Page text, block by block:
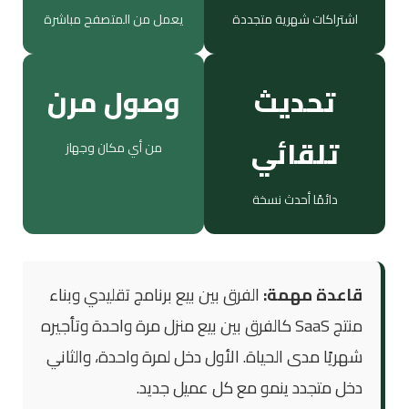
اشتراكات شهرية متجددة يعمل من المتصفح مباشرة
تحديث
تلقائي
دائمًا أحدث نسخة
وصول مرن
من أي مكان وجهاز
قاعدة مهمة: الفرق بين بيع برنامج تقليدي وبناء
منتج SaaS كالفرق بين بيع منزل مرة واحدة وتأجيره
شهريًا مدى الحياة. الأول دخل لمرة واحدة، والثاني
دخل متجدد ينمو مع كل عميل جديد.